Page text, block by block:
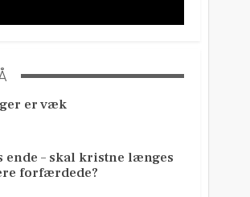
er væk
ende – skal kristne længes
forfærdede?